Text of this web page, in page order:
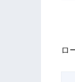
ロ